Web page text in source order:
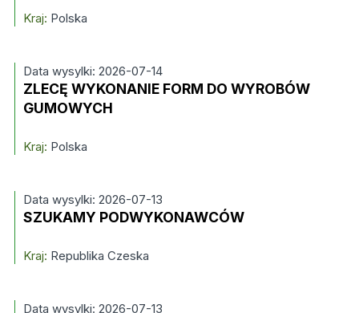
Kraj: Polska
Data wysylki: 2026-07-14
ZLECĘ WYKONANIE FORM DO WYROBÓW
GUMOWYCH
Kraj: Polska
Data wysylki: 2026-07-13
SZUKAMY PODWYKONAWCÓW
Kraj: Republika Czeska
Data wysylki: 2026-07-13